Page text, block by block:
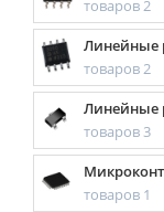
товаров 2
Линейные
товаров 2
Линейные
товаров 3
товаров 1